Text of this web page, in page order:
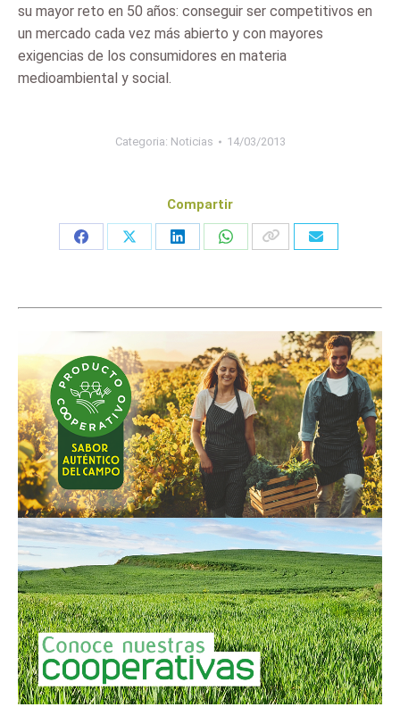
su mayor reto en 50 años: conseguir ser competitivos en
un mercado cada vez más abierto y con mayores
exigencias de los consumidores en materia
medioambiental y social.
Categoria: Noticias 14/03/2013
Compartir
Share
Share
Share
Share